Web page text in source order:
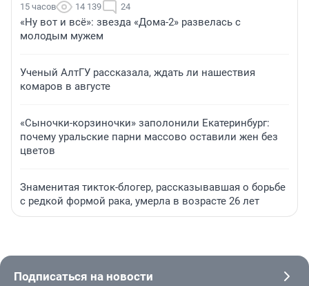
15 часов 14 139 24
«Ну вот и всё»: звезда «Дома-2» развелась с
молодым мужем
Ученый АлтГУ рассказала, ждать ли нашествия
комаров в августе
«Сыночки-корзиночки» заполонили Екатеринбург:
почему уральские парни массово оставили жен без
цветов
Знаменитая тикток-блогер, рассказывавшая о борьбе
с редкой формой рака, умерла в возрасте 26 лет
Подписаться на новости